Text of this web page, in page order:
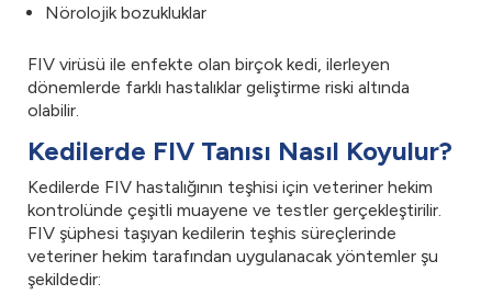
Nörolojik bozukluklar
FIV virüsü ile enfekte olan birçok kedi, ilerleyen
dönemlerde farklı hastalıklar geliştirme riski altında
olabilir.
Kedilerde FIV Tanısı Nasıl Koyulur?
Kedilerde FIV hastalığının teşhisi için veteriner hekim
kontrolünde çeşitli muayene ve testler gerçekleştirilir.
FIV şüphesi taşıyan kedilerin teşhis süreçlerinde
veteriner hekim tarafından uygulanacak yöntemler şu
şekildedir: